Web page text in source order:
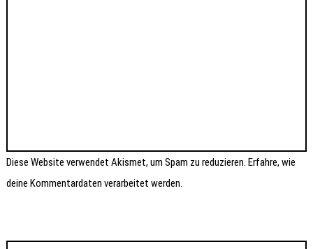
Diese Website verwendet Akismet, um Spam zu reduzieren.Erfahre, wie
deine Kommentardaten verarbeitet werden.